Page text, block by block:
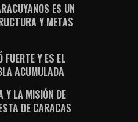
ES UN
Y METAS
FUERTE Y ES EL
ACUMULADA
Y LA MISIÓN DE
DE CARACAS